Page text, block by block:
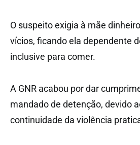
O suspeito exigia à mãe
vícios, ficando ela dependente
inclusive para comer.
A GNR acabou por dar
mandado de detenção, devido
continuidade da violência